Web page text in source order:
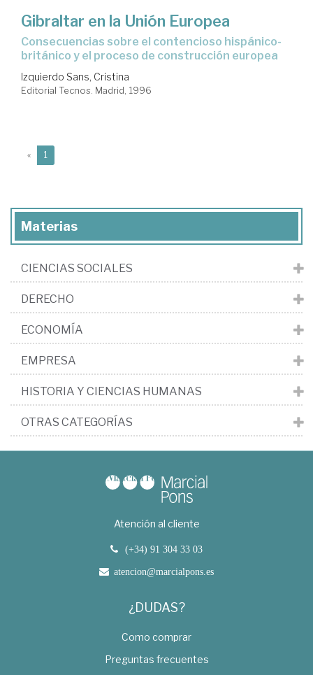
Gibraltar en la Unión Europea
consecuencias sobre el contencioso hispánico-
británico y el proceso de construcción europea
Izquierdo Sans, Cristina
Editorial Tecnos. Madrid, 1996
« 1
Materias
CIENCIAS SOCIALES
DERECHO
ECONOMÍA
EMPRESA
HISTORIA Y CIENCIAS HUMANAS
OTRAS CATEGORÍAS
Atención al cliente
(+34) 91 304 33 03
atencion@marcialpons.es
¿DUDAS?
Como comprar
Preguntas frecuentes